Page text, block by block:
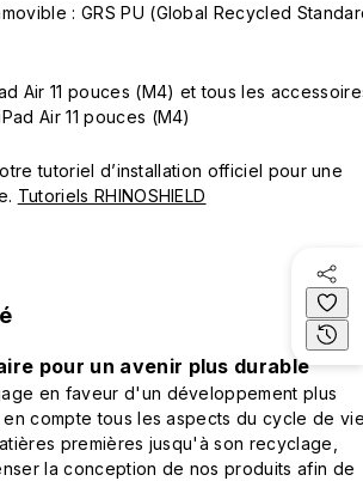
: GRS PU (Global Recycled
Air 11 pouces (M4) et tous les
Air 11 pouces (M4)
tutoriel d’installation officiel pour une
Tutoriels RHINOSHIELD
pour un avenir plus durable
en faveur d'un développement plus
en compte tous les aspects du cycle de
premières jusqu'à son recyclage,
la conception de nos produits afin de